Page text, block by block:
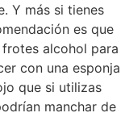
Y más si tienes
es que
alcohol para
con una esponja
que si utilizas
manchar de